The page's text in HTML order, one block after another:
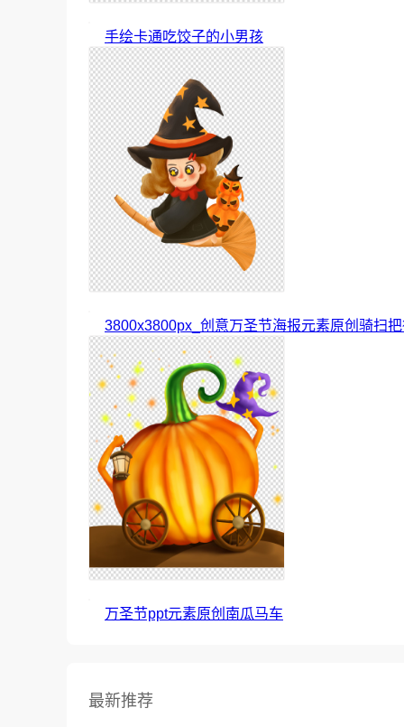
手绘卡通吃饺子的小男孩
3800x3800px_创意万圣节海报元素原创骑扫
万圣节ppt元素原创南瓜马车
最新推荐